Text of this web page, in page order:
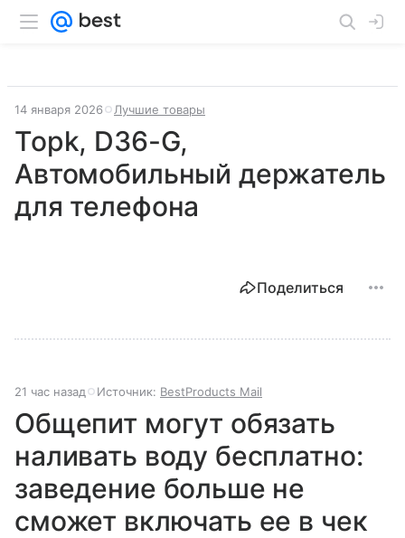
14 января 2026 Лучшие товары
Topk, D36-G,
Автомобильный держатель
для телефона
Поделиться
21 час назад Источник: BestProducts Mail
Общепит могут обязать
наливать воду бесплатно:
заведение больше не
сможет включать ее в чек